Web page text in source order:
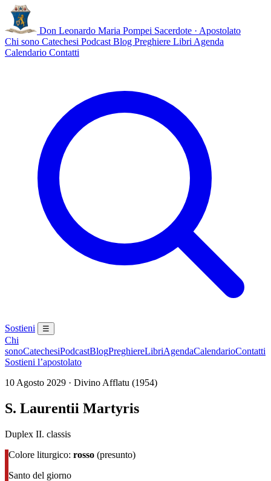
Don Leonardo Maria Pompei Sacerdote · Apostolato
Chi sono Catechesi Podcast Blog Preghiere Libri Agenda
Calendario Contatti
Sostieni ☰
Chi
sonoCatechesiPodcastBlogPreghiereLibriAgendaCalendarioContatti
Sostieni l’apostolato
10 Agosto 2029 · Divino Afflatu (1954)
S. Laurentii Martyris
Duplex II. classis
Colore liturgico: rosso (presunto)
Santo del giorno